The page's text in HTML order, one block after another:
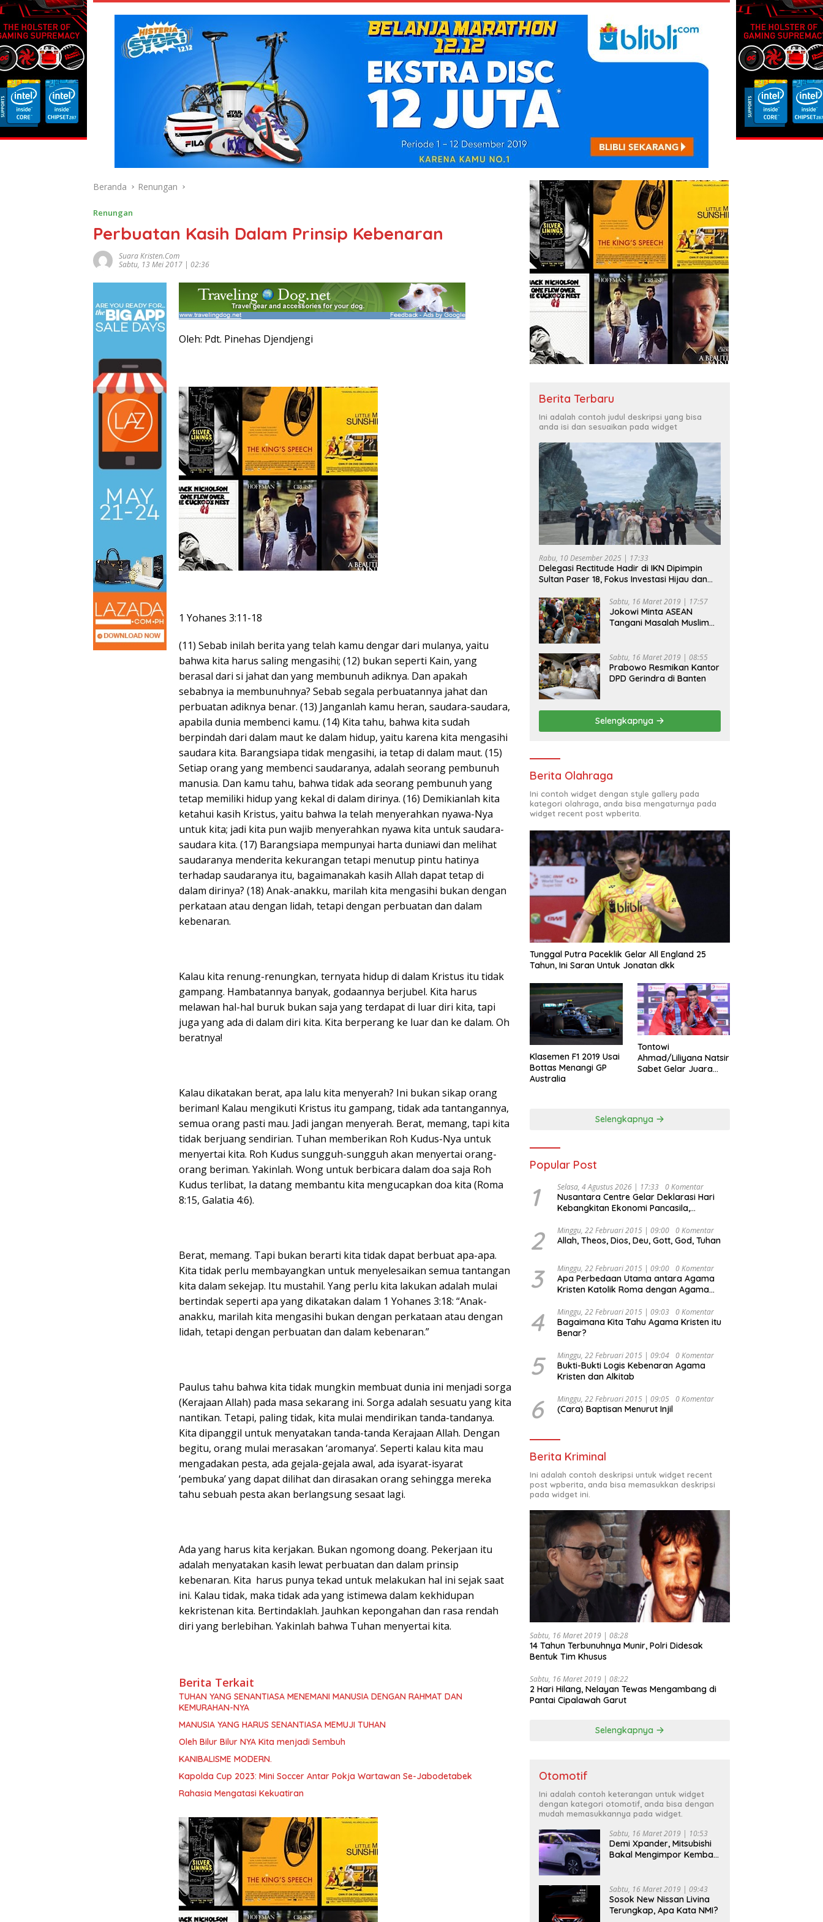
Beranda Renungan
Renungan
Perbuatan Kasih Dalam Prinsip Kebenaran
Suara Kristen.com
Sabtu, 13 Mei 2017 | 02:36
Oleh: Pdt. Pinehas Djendjengi
1 Yohanes 3:11-18
(11) Sebab inilah berita yang telah kamu dengar dari mulanya, yaitu
bahwa kita harus saling mengasihi; (12) bukan seperti Kain, yang
berasal dari si jahat dan yang membunuh adiknya. Dan apakah
sebabnya ia membunuhnya? Sebab segala perbuatannya jahat dan
perbuatan adiknya benar. (13) Janganlah kamu heran, saudara-saudara,
apabila dunia membenci kamu. (14) Kita tahu, bahwa kita sudah
berpindah dari dalam maut ke dalam hidup, yaitu karena kita mengasihi
saudara kita. Barangsiapa tidak mengasihi, ia tetap di dalam maut. (15)
Setiap orang yang membenci saudaranya, adalah seorang pembunuh
manusia. Dan kamu tahu, bahwa tidak ada seorang pembunuh yang
tetap memiliki hidup yang kekal di dalam dirinya. (16) Demikianlah kita
ketahui kasih Kristus, yaitu bahwa Ia telah menyerahkan nyawa-Nya
untuk kita; jadi kita pun wajib menyerahkan nyawa kita untuk saudara-
saudara kita. (17) Barangsiapa mempunyai harta duniawi dan melihat
saudaranya menderita kekurangan tetapi menutup pintu hatinya
terhadap saudaranya itu, bagaimanakah kasih Allah dapat tetap di
dalam dirinya? (18) Anak-anakku, marilah kita mengasihi bukan dengan
perkataan atau dengan lidah, tetapi dengan perbuatan dan dalam
kebenaran.
Kalau kita renung-renungkan, ternyata hidup di dalam Kristus itu tidak
gampang. Hambatannya banyak, godaannya berjubel. Kita harus
melawan hal-hal buruk bukan saja yang terdapat di luar diri kita, tapi
juga yang ada di dalam diri kita. Kita berperang ke luar dan ke dalam. Oh
beratnya!
Kalau dikatakan berat, apa lalu kita menyerah? Ini bukan sikap orang
beriman! Kalau mengikuti Kristus itu gampang, tidak ada tantangannya,
semua orang pasti mau. Jadi jangan menyerah. Berat, memang, tapi kita
tidak berjuang sendirian. Tuhan memberikan Roh Kudus-Nya untuk
menyertai kita. Roh Kudus sungguh-sungguh akan menyertai orang-
orang beriman. Yakinlah. Wong untuk berbicara dalam doa saja Roh
Kudus terlibat, Ia datang membantu kita mengucapkan doa kita (Roma
8:15, Galatia 4:6).
Berat, memang. Tapi bukan berarti kita tidak dapat berbuat apa-apa.
Kita tidak perlu membayangkan untuk menyelesaikan semua tantangan
kita dalam sekejap. Itu mustahil. Yang perlu kita lakukan adalah mulai
bertindak seperti apa yang dikatakan dalam 1 Yohanes 3:18: “Anak-
anakku, marilah kita mengasihi bukan dengan perkataan atau dengan
lidah, tetapi dengan perbuatan dan dalam kebenaran.”
Paulus tahu bahwa kita tidak mungkin membuat dunia ini menjadi sorga
(Kerajaan Allah) pada masa sekarang ini. Sorga adalah sesuatu yang kita
nantikan. Tetapi, paling tidak, kita mulai mendirikan tanda-tandanya.
Kita dipanggil untuk menyatakan tanda-tanda Kerajaan Allah. Dengan
begitu, orang mulai merasakan ‘aromanya’. Seperti kalau kita mau
mengadakan pesta, ada gejala-gejala awal, ada isyarat-isyarat
‘pembuka’ yang dapat dilihat dan dirasakan orang sehingga mereka
tahu sebuah pesta akan berlangsung sesaat lagi.
Ada yang harus kita kerjakan. Bukan ngomong doang. Pekerjaan itu
adalah menyatakan kasih lewat perbuatan dan dalam prinsip
kebenaran. Kita harus punya tekad untuk melakukan hal ini sejak saat
ini. Kalau tidak, maka tidak ada yang istimewa dalam kekhidupan
kekristenan kita. Bertindaklah. Jauhkan kepongahan dan rasa rendah
diri yang berlebihan. Yakinlah bahwa Tuhan menyertai kita.
Berita Terkait
TUHAN YANG SENANTIASA MENEMANI MANUSIA DENGAN RAHMAT DAN
KEMURAHAN-NYA
MANUSIA YANG HARUS SENANTIASA MEMUJI TUHAN
Oleh Bilur Bilur NYA Kita menjadi Sembuh
KANIBALISME MODERN.
Kapolda Cup 2023: Mini Soccer Antar Pokja Wartawan Se-Jabodetabek
Rahasia Mengatasi Kekuatiran
Berita Terbaru
Ini adalah contoh judul deskripsi yang bisa
anda isi dan sesuaikan pada widget
Rabu, 10 Desember 2025 | 17:33
Delegasi Rectitude Hadir di IKN Dipimpin
Sultan Paser 18, Fokus Investasi Hijau dan
Sabtu, 16 Maret 2019 | 17:57
Jokowi Minta ASEAN
Tangani Masalah Muslim
Sabtu, 16 Maret 2019 | 08:55
Prabowo Resmikan Kantor
DPD Gerindra di Banten
Selengkapnya
Berita Olahraga
Ini contoh widget dengan style gallery pada
kategori olahraga, anda bisa mengaturnya pada
widget recent post wpberita.
Tunggal Putra Paceklik Gelar All England 25
Tahun, Ini Saran Untuk Jonatan dkk
Klasemen F1 2019 Usai
Bottas Menangi GP
Australia
Tontowi
Ahmad/Liliyana Natsir
Sabet Gelar Juara
Selengkapnya
Popular Post
1 Selasa, 4 Agustus 2026 | 17:33 0 Komentar
Nusantara Centre Gelar Deklarasi Hari
Kebangkitan Ekonomi Pancasila,
Djojohadikusumo Anti Penjajahan
(Pergolakan Ekonomi Politik Indonesia) &
Undang Perekonomian Nasional dan
Kesejahteraan Sosial dalam Menata
Bangsa Menuju Indonesia Emas 2045”,
2 Minggu, 22 Februari 2015 | 09:00 0 Komentar
Allah, Theos, Dios, Deu, Gott, God, Tuhan
3 Minggu, 22 Februari 2015 | 09:00 0 Komentar
Apa Perbedaan Utama antara Agama
Kristen Katolik Roma dengan Agama
4 Minggu, 22 Februari 2015 | 09:03 0 Komentar
Bagaimana Kita Tahu Agama Kristen itu
Benar?
5 Minggu, 22 Februari 2015 | 09:04 0 Komentar
Bukti-Bukti Logis Kebenaran Agama
Kristen dan Alkitab
6 Minggu, 22 Februari 2015 | 09:05 0 Komentar
(Cara) Baptisan Menurut Injil
Berita Kriminal
Ini adalah contoh deskripsi untuk widget recent
post wpberita, anda bisa memasukkan deskripsi
pada widget ini.
Sabtu, 16 Maret 2019 | 08:28
14 Tahun Terbunuhnya Munir, Polri Didesak
Bentuk Tim Khusus
Sabtu, 16 Maret 2019 | 08:22
2 Hari Hilang, Nelayan Tewas Mengambang di
Pantai Cipalawah Garut
Selengkapnya
Otomotif
Ini adalah contoh keterangan untuk widget
dengan kategori otomotif, anda bisa dengan
mudah memasukkannya pada widget.
Sabtu, 16 Maret 2019 | 10:53
Demi Xpander, Mitsubishi
Bakal Mengimpor Kembali
Sabtu, 16 Maret 2019 | 09:43
Sosok New Nissan Livina
Terungkap, Apa Kata NMI?